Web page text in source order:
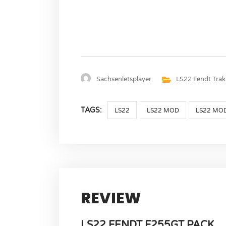
Sachsenletsplayer LS22 Fendt
TAGS: LS22 LS22 MOD LS22
REVIEW